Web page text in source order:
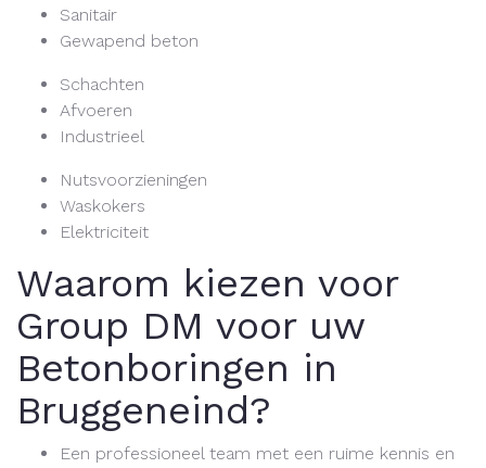
Sanitair
Gewapend beton
Schachten
Afvoeren
Industrieel
Nutsvoorzieningen
Waskokers
Elektriciteit
Waarom kiezen voor
Group DM voor uw
Betonboringen in
Bruggeneind?
Een professioneel team met een ruime kennis en